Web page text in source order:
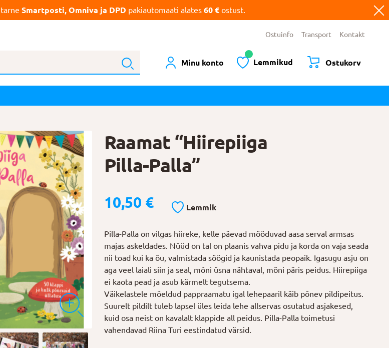
tarne Smartposti, Omniva ja DPD pakiautomaati alates 60 € ostust.
Ostuinfo Transport Kontakt
Minu konto Lemmikud Ostukorv
Raamat “Hiirepiiga
Pilla-Palla”
10,50 € Lemmik
Pilla-Palla on vilgas hiireke, kelle päevad mööduvad aasa serval armsas
majas askeldades. Nüüd on tal on plaanis vahva pidu ja korda on vaja seada
nii toad kui ka õu, valmistada söögid ja kaunistada peopaik. Igasugu asju on
aga veel laiali siin ja seal, mõni üsna nähtaval, mõni päris peidus. Hiirepiiga
ei kaota pead ja asub kärmelt tegutsema.
Väikelastele mõeldud pappraamatu igal lehepaaril käib põnev pildipeitus.
Suurelt pildilt tuleb lapsel üles leida lehe allservas osutatud asjakesed,
kuid osa neist on kavalalt klappide all peidus. Pilla-Palla toimetusi
vahendavad Riina Turi eestindatud värsid.